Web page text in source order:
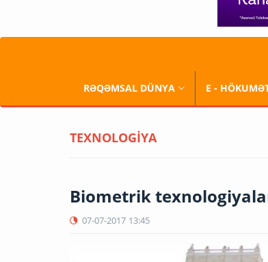
RƏQƏMSAL DÜNYA E -
TEXNOLOGİYA
Biometrik
07-07-2017 13:45